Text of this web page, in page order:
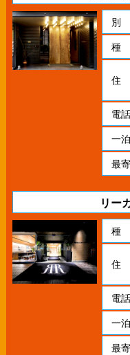
電
一
最
リー
電
一
最